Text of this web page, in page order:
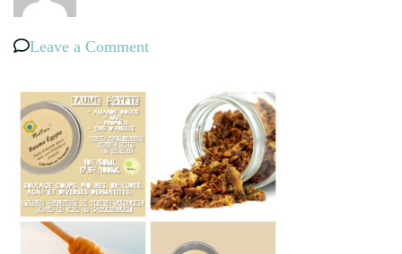
Leave a Commenton